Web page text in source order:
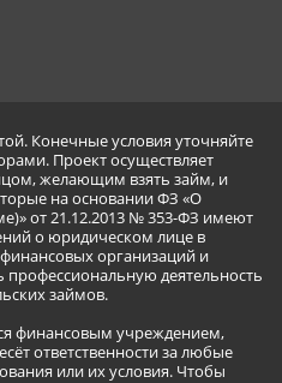
Конечные условия уточняйте
Проект осуществляет
желающим взять займ, и
на основании ФЗ «О
от 21.12.2013 № 353-ФЗ имеют
о юридическом лице в
организаций и
деятельность
займов.
финансовым учреждением,
ответственности за любые
или их условия. Чтобы